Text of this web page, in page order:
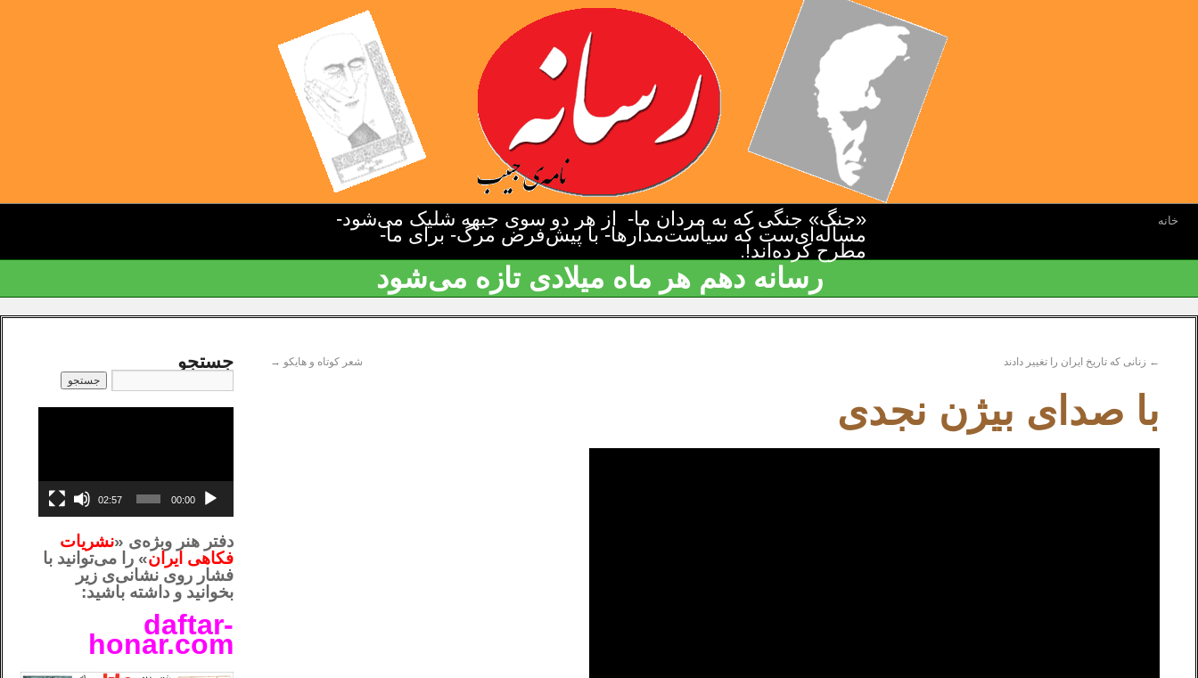
خانه «جنگ» جنگی که به مردان ما- از هر دو سوی جبهه شلیک می‌شود-
مسأله‌ای‌ست که سیاست‌مدارها- با پیش‌فرض مرگ- برای ما-
مطرح کرده‌اند!.
رسانه دهم هر ماه میلادی تازه می‌شود
← زنانی که تاریخ ایران را تغییر دادند شعر کوتاه و هایکو →
با صدای بیژن نجدی
جستجو
00:00
02:57
دفتر هنر وبژه‌ی «نشریات
فکاهی ایران» را می‌توانید با
فشار روی نشانی‌ی زیر
بخوانید و داشته باشید:
daftar-
honar.com